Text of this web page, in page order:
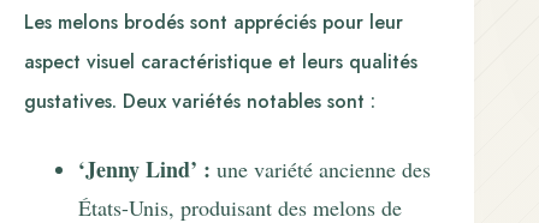
Les melons brodés sont appréciés pour leur
aspect visuel caractéristique et leurs qualités
gustatives. Deux variétés notables sont :
‘Jenny Lind’ : une variété ancienne des
États-Unis, produisant des melons de